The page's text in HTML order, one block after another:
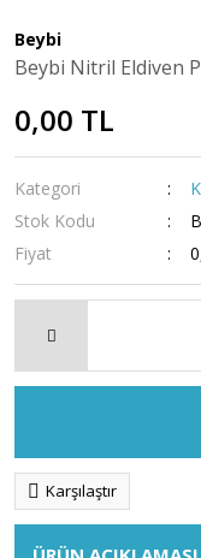
Beybi
Beybi Nitril Eldiven
0,00 TL
Kategori
Stok Kodu
Fiyat
Karşılaştır